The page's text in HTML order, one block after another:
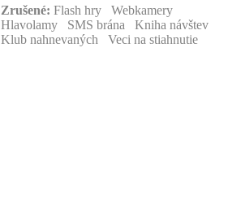
Zrušené: Flash hry Webkamery
Hlavolamy SMS brána Kniha návštev
Klub nahnevaných Veci na stiahnutie